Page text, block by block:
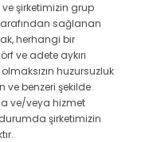
ve şirketimizin grup
tarafından sağlanan
herhangi bir
ve adete aykırı
huzursuzluk
ve benzeri şekilde
ve/veya hizmet
şirketimizin